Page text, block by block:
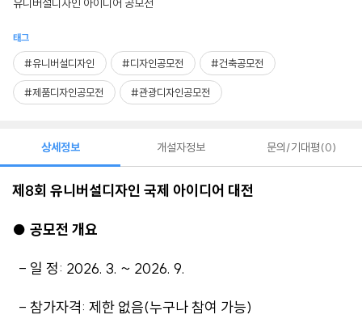
유니버설디자인 아이디어 공모전
태그
#유니버설디자인 #디자인공모전 #건축공모전
#제품디자인공모전 #관광디자인공모전
상세정보
제8회 유니버설디자인 국제 아이디어 대전
● 공모전 개요
- 일 정: 2026. 3. ~ 2026. 9.
- 참가자격: 제한 없음(누구나 참여 가능)
개설자정보 문의/기대평 0